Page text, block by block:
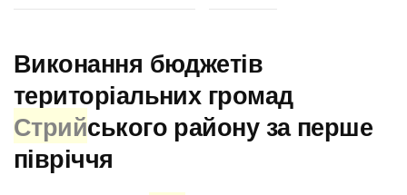
Виконання бюджетів
територіальних громад
Стрийського району за перше
півріччя